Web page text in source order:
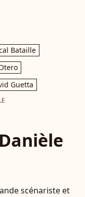
Bataille
Guetta
scénariste et